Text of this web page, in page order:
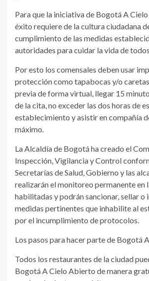
Para que la iniciativa de Bogotá A
éxito requiere de la cultura ciudadana
cumplimiento de las medidas
autoridades para cuidar la vida de todos.
Por esto los comensales deben usar
protección como tapabocas y/o
previa de forma virtual, llegar 15
de la cita, no exceder las dos horas de
establecimiento y asistir en compañía
máximo.
La Alcaldía de Bogotá ha creado el
Inspección, Vigilancia y Control
Secretarías de Salud, Gobierno y las
realizarán el monitoreo permanente en
habilitadas y podrán sancionar, sellar o
medidas pertinentes que inhabilite al
por el incumplimiento de protocolos.
Los pasos para hacer parte de Bogotá
Todos los restaurantes de la ciudad
Bogotá A Cielo Abierto de manera